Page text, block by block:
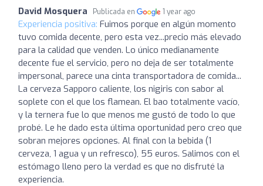
David Mosquera Publicada en 1 year ago
Experiencia positiva: Fuimos porque en algún momento
tuvo comida decente, pero esta vez...precio más elevado
para la calidad que venden. Lo único medianamente
decente fue el servicio, pero no deja de ser totalmente
impersonal, parece una cinta transportadora de comida...
La cerveza Sapporo caliente, los nigiris con sabor al
soplete con el que los flamean. El bao totalmente vacío,
y la ternera fue lo que menos me gustó de todo lo que
probé. Le he dado esta última oportunidad pero creo que
sobran mejores opciones. Al final con la bebida (1
cerveza, 1 agua y un refresco), 55 euros. Salimos con el
estómago lleno pero la verdad es que no disfruté la
experiencia.